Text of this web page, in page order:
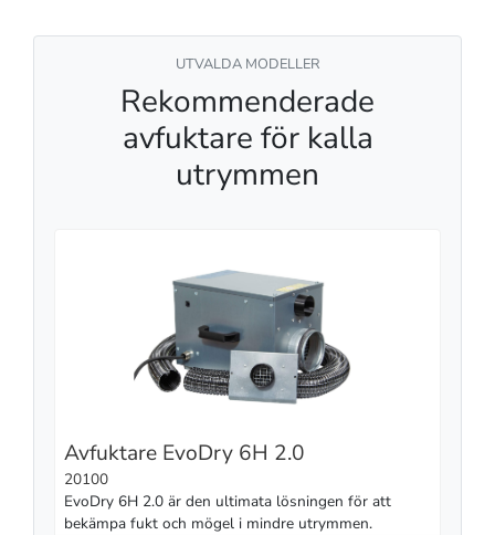
UTVALDA MODELLER
Rekommenderade
avfuktare för kalla
utrymmen
Avfuktare EvoDry 6H 2.0
20100
EvoDry 6H 2.0 är den ultimata lösningen för att
bekämpa fukt och mögel i mindre utrymmen.